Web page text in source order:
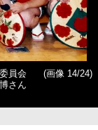
員会
さん
(画像 14/24)